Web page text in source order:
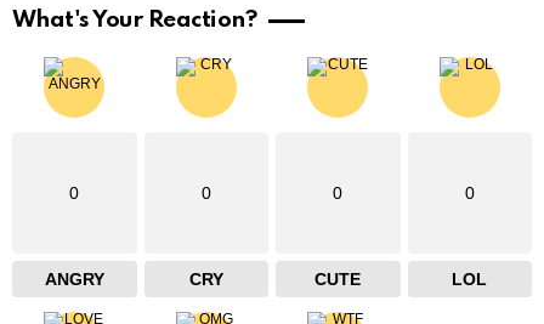
What's Your Reaction?
0
ANGRY
0
CRY
0
CUTE
0
LOL